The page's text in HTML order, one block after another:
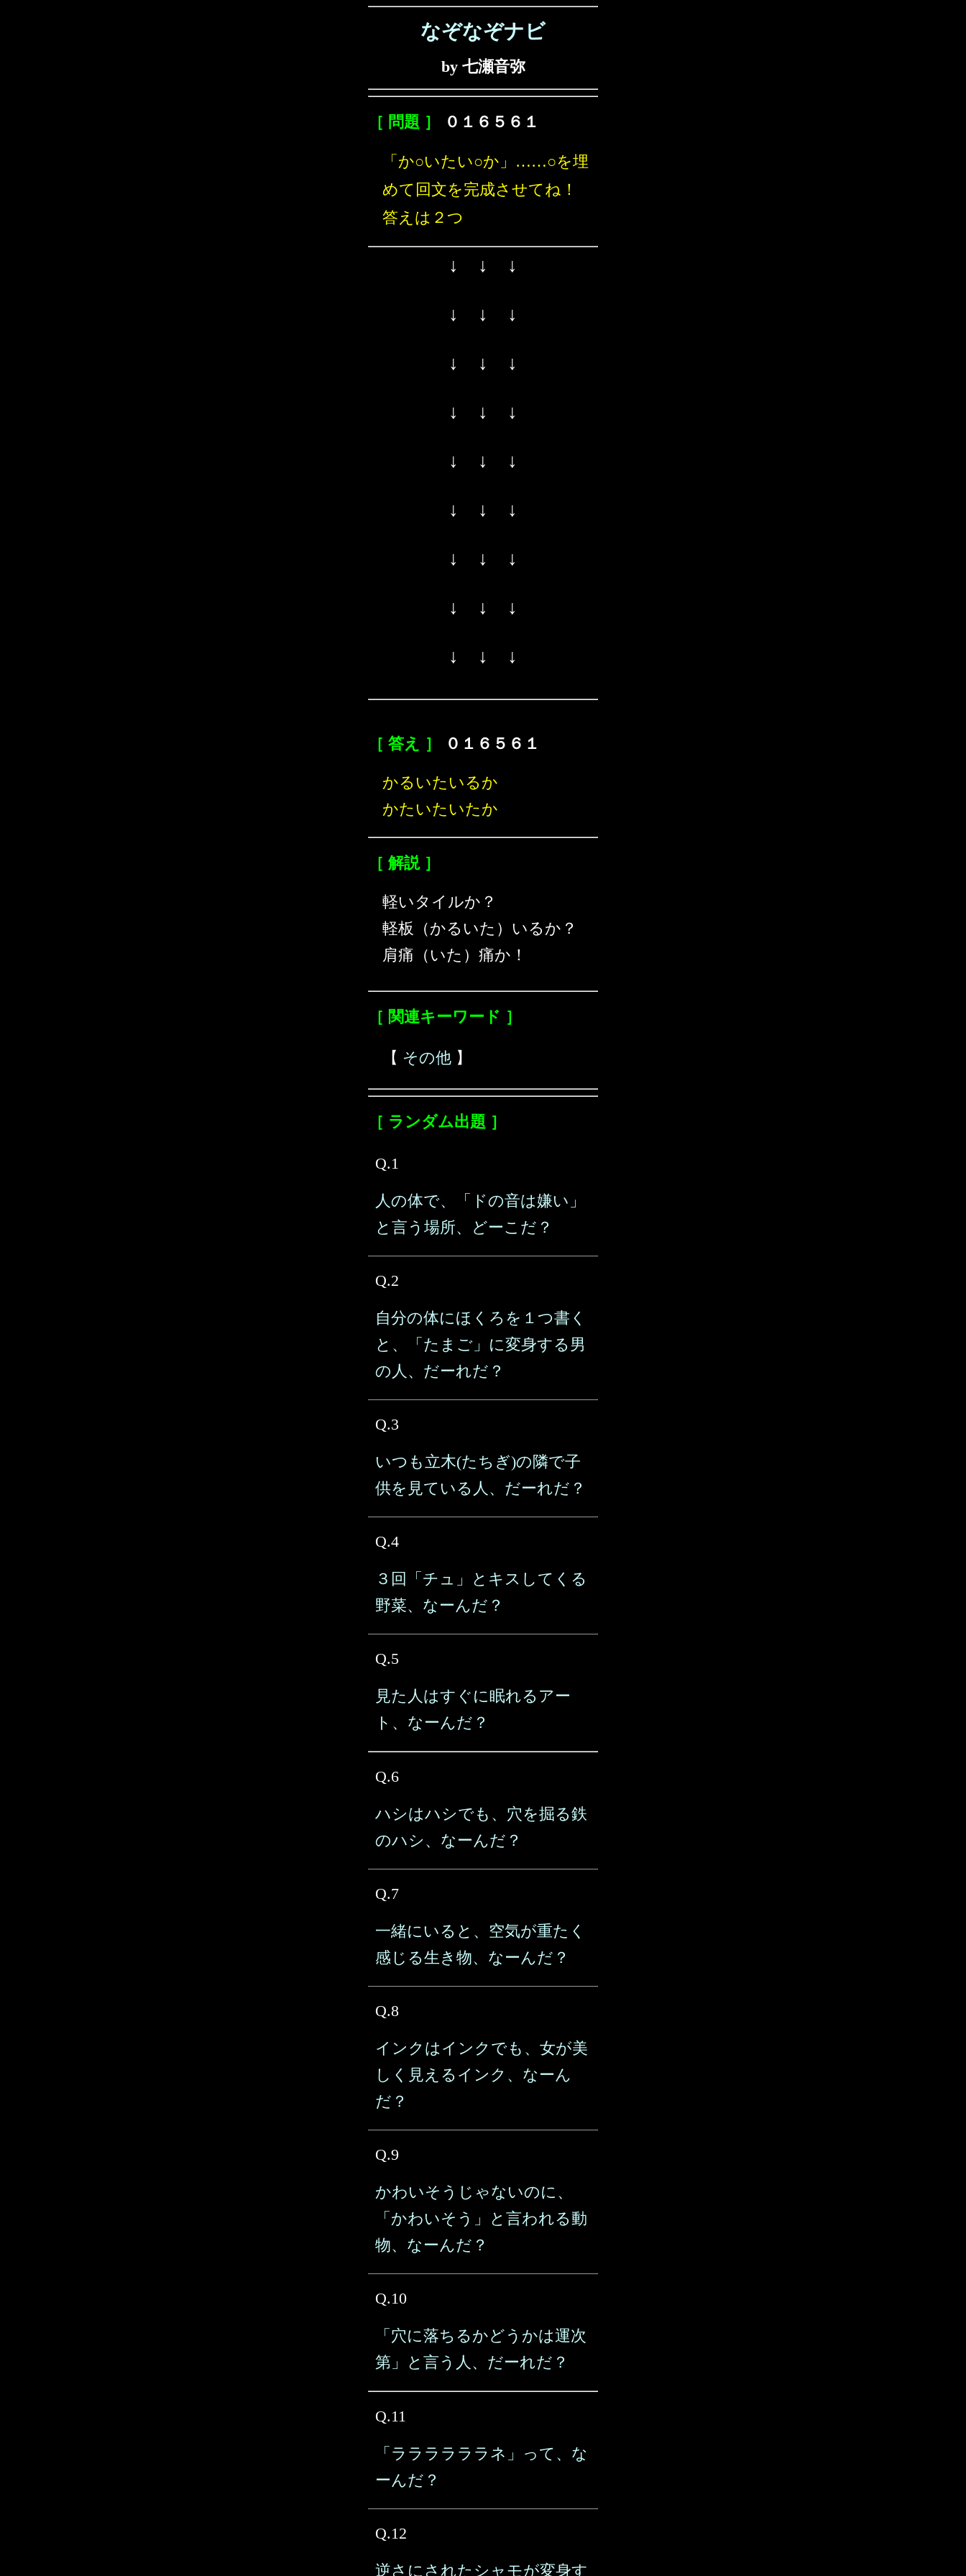
なぞなぞナビ
by 七瀬音弥
［ 問題 ］ ０１６５６１
「か○いたい○か」……○を埋
めて回文を完成させてね！
答えは２つ
↓ ↓ ↓
↓ ↓ ↓
↓ ↓ ↓
↓ ↓ ↓
↓ ↓ ↓
↓ ↓ ↓
↓ ↓ ↓
↓ ↓ ↓
↓ ↓ ↓
［ 答え ］ ０１６５６１
かるいたいるか
かたいたいたか
［ 解説 ］
軽いタイルか？
軽板（かるいた）いるか？
肩痛（いた）痛か！
［ 関連キーワード ］
【 その他 】
［ ランダム出題 ］
Q.1
人の体で、「ドの音は嫌い」
と言う場所、どーこだ？
Q.2
自分の体にほくろを１つ書く
と、「たまご」に変身する男
の人、だーれだ？
Q.3
いつも立木(たちぎ)の隣で子
供を見ている人、だーれだ？
Q.4
３回「チュ」とキスしてくる
野菜、なーんだ？
Q.5
見た人はすぐに眠れるアー
ト、なーんだ？
Q.6
ハシはハシでも、穴を掘る鉄
のハシ、なーんだ？
Q.7
一緒にいると、空気が重たく
感じる生き物、なーんだ？
Q.8
インクはインクでも、女が美
しく見えるインク、なーん
だ？
Q.9
かわいそうじゃないのに、
「かわいそう」と言われる動
物、なーんだ？
Q.10
「穴に落ちるかどうかは運次
第」と言う人、だーれだ？
Q.11
「ララララララネ」って、な
ーんだ？
Q.12
逆さにされたシャモが変身す